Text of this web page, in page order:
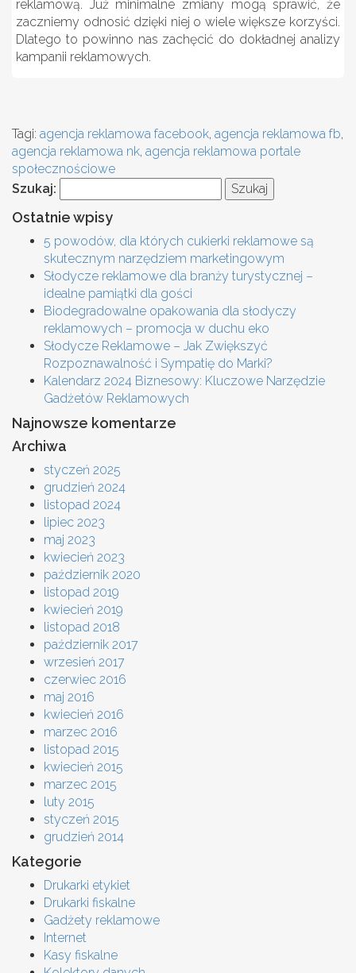
reklamową. Już minimalne zmiany mogą sprawić, że
zaczniemy odnosić dzięki niej o wiele większe korzyści.
Dlatego to powinno nas zachęcić do dokładnej analizy
kampanii reklamowych.
Tagi: agencja reklamowa facebook, agencja reklamowa fb,
agencja reklamowa nk, agencja reklamowa portale
społecznościowe
Szukaj:
Ostatnie wpisy
5 powodów, dla których cukierki reklamowe są
skutecznym narzędziem marketingowym
Słodycze reklamowe dla branży turystycznej –
idealne pamiątki dla gości
Biodegradowalne opakowania dla słodyczy
reklamowych – promocja w duchu eko
Słodycze Reklamowe – Jak Zwiększyć
Rozpoznawalność i Sympatię do Marki?
Kalendarz 2024 Biznesowy: Kluczowe Narzędzie
Gadżetów Reklamowych
Najnowsze komentarze
Archiwa
styczeń 2025
grudzień 2024
listopad 2024
lipiec 2023
maj 2023
kwiecień 2023
październik 2020
listopad 2019
kwiecień 2019
listopad 2018
październik 2017
wrzesień 2017
czerwiec 2016
maj 2016
kwiecień 2016
marzec 2016
listopad 2015
kwiecień 2015
marzec 2015
luty 2015
styczeń 2015
grudzień 2014
Kategorie
Drukarki etykiet
Drukarki fiskalne
Gadżety reklamowe
Internet
Kasy fiskalne